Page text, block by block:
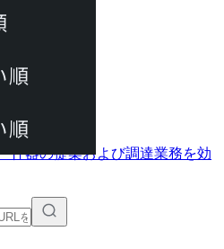
追加
順
順